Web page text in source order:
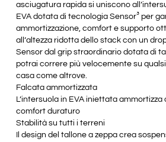
asciugatura rapida si uniscono
EVA dotata di tecnologia Sensor³ per
ammortizzazione, comfort e supporto
all’altezza ridotta dello stack con un
Sensor dal grip straordinario dotata di
potrai correre più velocemente su
casa come altrove.
Falcata ammortizzata
L’intersuola in EVA iniettata ammortizza
comfort duraturo
Stabilità su tutti i terreni
Il design del tallone a zeppa crea